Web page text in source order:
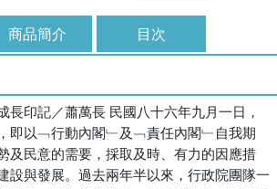
商品簡介 目次
印記／蕭萬長 民國八十六年九月一日，
即以﹁行動內閣﹂及﹁責任內閣﹂自我期
及民意的需要，採取及時、有力的因應措
設與發展。過去兩年半以來，行政院團隊一